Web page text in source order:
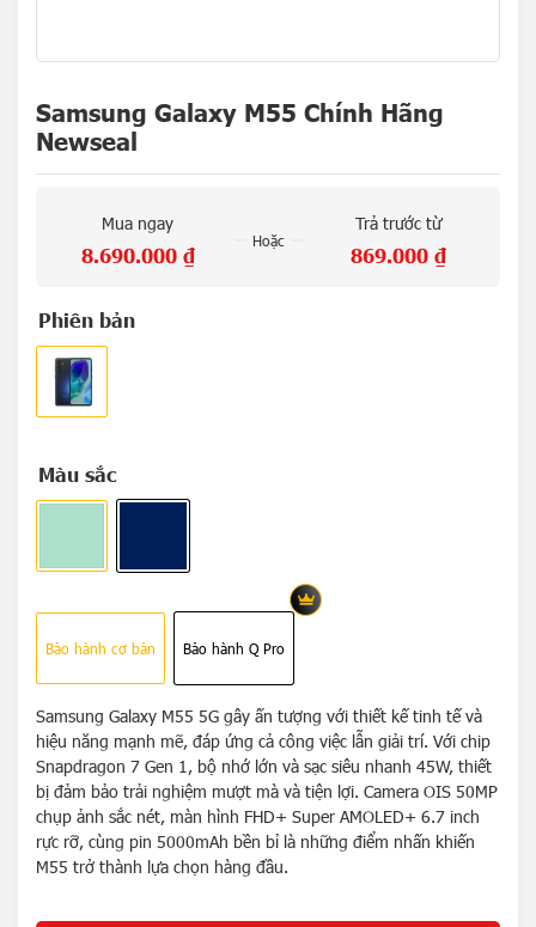
Samsung Galaxy M55 Chính Hãng
Newseal
Mua ngay
8.690.000 ₫
Hoặc
Trả trước từ
869.000 ₫
Phiên bản
Màu sắc
Bảo hành cơ bản Bảo hành Q Pro
Samsung Galaxy M55 5G gây ấn tượng với thiết kế tinh tế và
hiệu năng mạnh mẽ, đáp ứng cả công việc lẫn giải trí. Với chip
Snapdragon 7 Gen 1, bộ nhớ lớn và sạc siêu nhanh 45W, thiết
bị đảm bảo trải nghiệm mượt mà và tiện lợi. Camera OIS 50MP
chụp ảnh sắc nét, màn hình FHD+ Super AMOLED+ 6.7 inch
rực rỡ, cùng pin 5000mAh bền bỉ là những điểm nhấn khiến
M55 trở thành lựa chọn hàng đầu.